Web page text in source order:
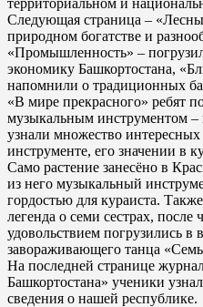
территориальном и
Следующая страница –
природном богатстве и
«Промышленность» –
экономику Башкортостана,
напомнили о традиционных
«В мире прекрасного» ребят
музыкальным инструментом –
узнали множество
инструменте, его значении в
Само растение занесёно в
из него музыкальный
гордостью для кураиста.
легенда о семи сестрах,
удовольствием погрузились в
завораживающего танца
На последней странице
Башкортостана» ученики
сведения о нашей республике.